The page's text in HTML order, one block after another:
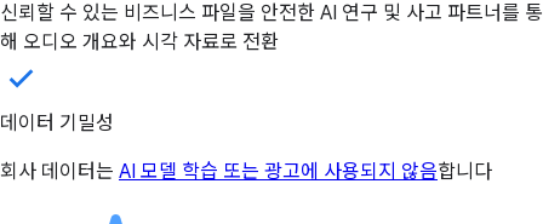
신뢰할 수 있는 비즈니스 파일을 안전한 AI 연구 및 사고 파트너를 통
해 오디오 개요와 시각 자료로 전환
데이터 기밀성
회사 데이터는 AI 모델 학습 또는 광고에 사용되지 않음합니다